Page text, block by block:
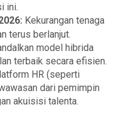
ini.
Kekurangan tenaga
terus berlanjut.
model hibrida
terbaik secara efisien.
HR (seperti
dari pemimpin
akuisisi talenta.